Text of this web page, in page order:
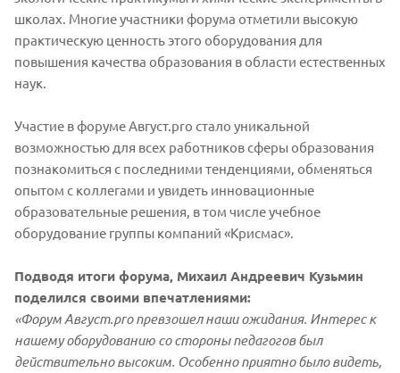
школах. Многие участники форума отметили высокую
практическую ценность этого оборудования для
повышения качества образования в области естественных
наук.
Участие в форуме Август.pro стало уникальной
возможностью для всех работников сферы образования
познакомиться с последними тенденциями, обменяться
опытом с коллегами и увидеть инновационные
образовательные решения, в том числе учебное
оборудование группы компаний «Крисмас».
Подводя итоги форума, Михаил Андреевич Кузьмин
поделился своими впечатлениями:
«Форум Август.pro превзошел наши ожидания. Интерес к
нашему оборудованию со стороны педагогов был
действительно высоким. Особенно приятно было видеть,